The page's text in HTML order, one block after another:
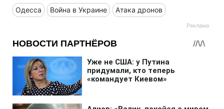
Одесса Война в Украине Атака дронов